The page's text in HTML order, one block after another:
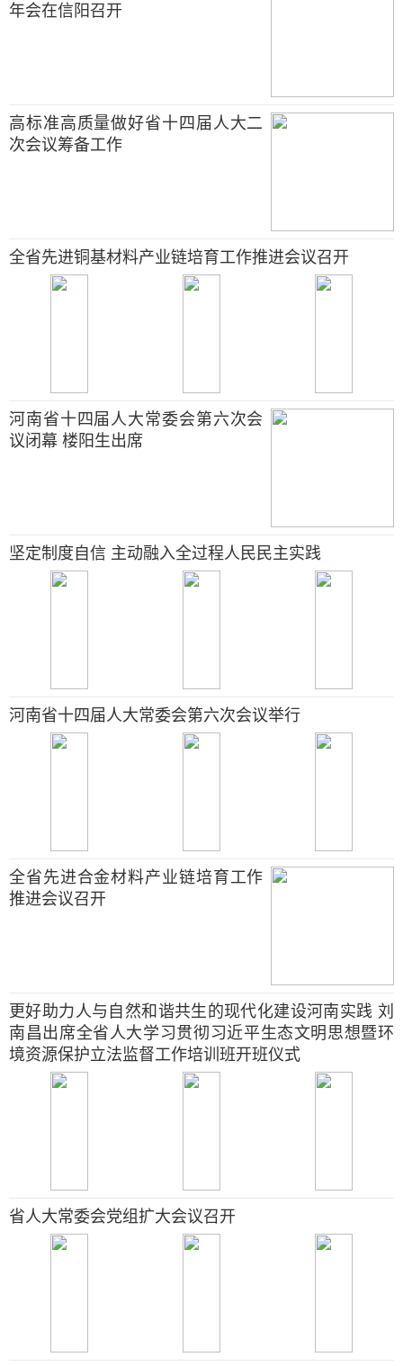
年会在信阳召开
高标准高质量做好省十四届人大二
次会议筹备工作
全省先进铜基材料产业链培育工作推进会议召开
河南省十四届人大常委会第六次会
议闭幕 楼阳生出席
坚定制度自信 主动融入全过程人民民主实践
河南省十四届人大常委会第六次会议举行
全省先进合金材料产业链培育工作
推进会议召开
更好助力人与自然和谐共生的现代化建设河南实践 刘
南昌出席全省人大学习贯彻习近平生态文明思想暨环
境资源保护立法监督工作培训班开班仪式
省人大常委会党组扩大会议召开